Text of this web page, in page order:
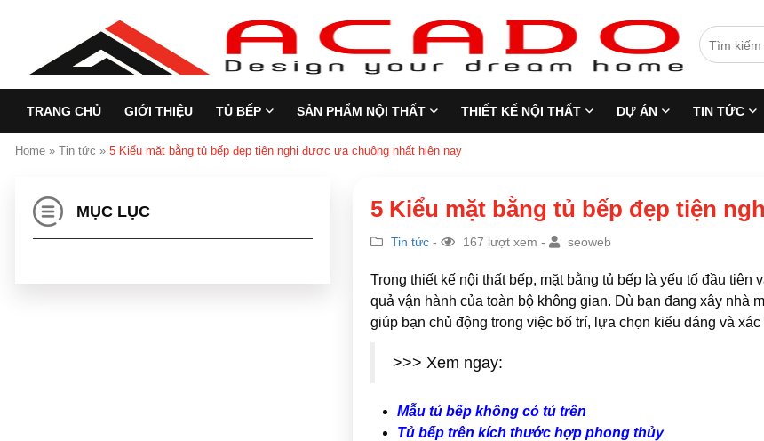
TRANG CHỦ GIỚI THIỆU TỦ BẾP SẢN PHẨM NỘI THẤT THIẾT KẾ NỘI THẤT DỰ ÁN TIN TỨC
Home » Tin tức » 5 Kiểu mặt bằng tủ bếp đẹp tiện nghi được ưa chuộng nhất hiện nay
MỤC LỤC 5 Kiểu mặt bằng tủ bếp đẹp tiện
Tin tức - 167 lượt xem - seoweb
Trong thiết kế nội thất bếp, mặt bằng tủ bếp là yếu tố đầu
quả vận hành của toàn bộ không gian. Dù bạn đang xây nhà
giúp bạn chủ động trong việc bố trí, lựa chọn kiểu dáng và
>>> Xem ngay:
Mẫu tủ bếp không có tủ trên
Tủ bếp trên kích thước hợp phong thủy